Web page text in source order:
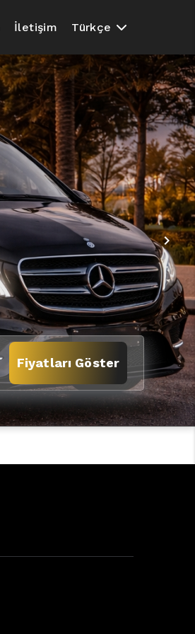
İletişim Türkçe
Fiyatları Göster